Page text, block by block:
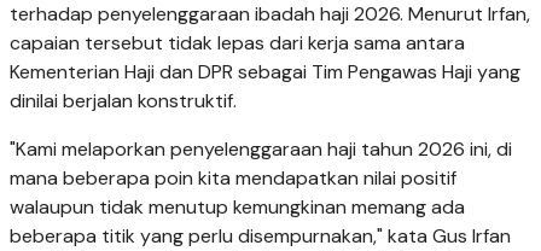
terhadap penyelenggaraan ibadah haji 2026. Menurut Irfan,
capaian tersebut tidak lepas dari kerja sama antara
Kementerian Haji dan DPR sebagai Tim Pengawas Haji yang
dinilai berjalan konstruktif.
"Kami melaporkan penyelenggaraan haji tahun 2026 ini, di
mana beberapa poin kita mendapatkan nilai positif
walaupun tidak menutup kemungkinan memang ada
beberapa titik yang perlu disempurnakan," kata Gus Irfan